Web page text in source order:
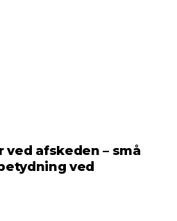
afskeden – små
ved